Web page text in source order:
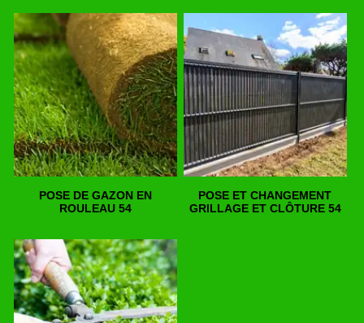
POSE DE GAZON EN
ROULEAU 54
POSE ET CHANGEMENT
GRILLAGE ET CLÔTURE 54